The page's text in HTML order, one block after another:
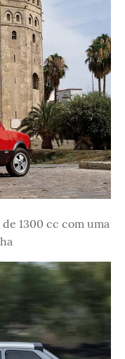
1300 cc com uma